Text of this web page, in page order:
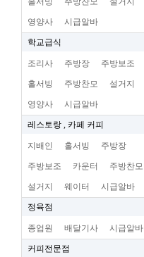
영양사 시급알바
학교급식
조리사 주방장 주방보조
홀서빙 주방찬모 설거지
영양사 시급알바
레스토랑 , 카페 커피
지배인 홀서빙 주방장
주방보조 카운터 주방찬모
설거지 웨이터 시급알바
정육점
종업원 배달기사 시급알바
커피전문점